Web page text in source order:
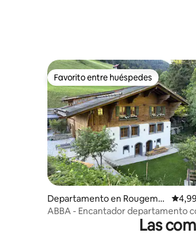
Favorito entre huéspedes
Favorito entre huéspedes
Departamento en Rougemo
nt
ABBA - Encantador departamento
Las